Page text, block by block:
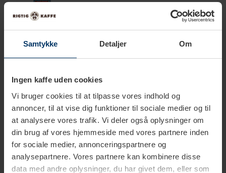
Samtykke Detaljer Om
Ingen kaffe uden cookies
Vi bruger cookies til at tilpasse vores indhold og
annoncer, til at vise dig funktioner til sociale medier og til
at analysere vores trafik. Vi deler også oplysninger om
din brug af vores hjemmeside med vores partnere inden
for sociale medier, annonceringspartnere og
analysepartnere. Vores partnere kan kombinere disse
data med andre oplysninger, du har givet dem, eller som
Rigtig Kaffe Mixpakke 2,5kg Hele kaffebønner
Tilføj til kurv
Rigtig Kaffe Mixpakke 5,2kg Hele kaffebønner
Tilføj til kurv
Produktbeskrivelse